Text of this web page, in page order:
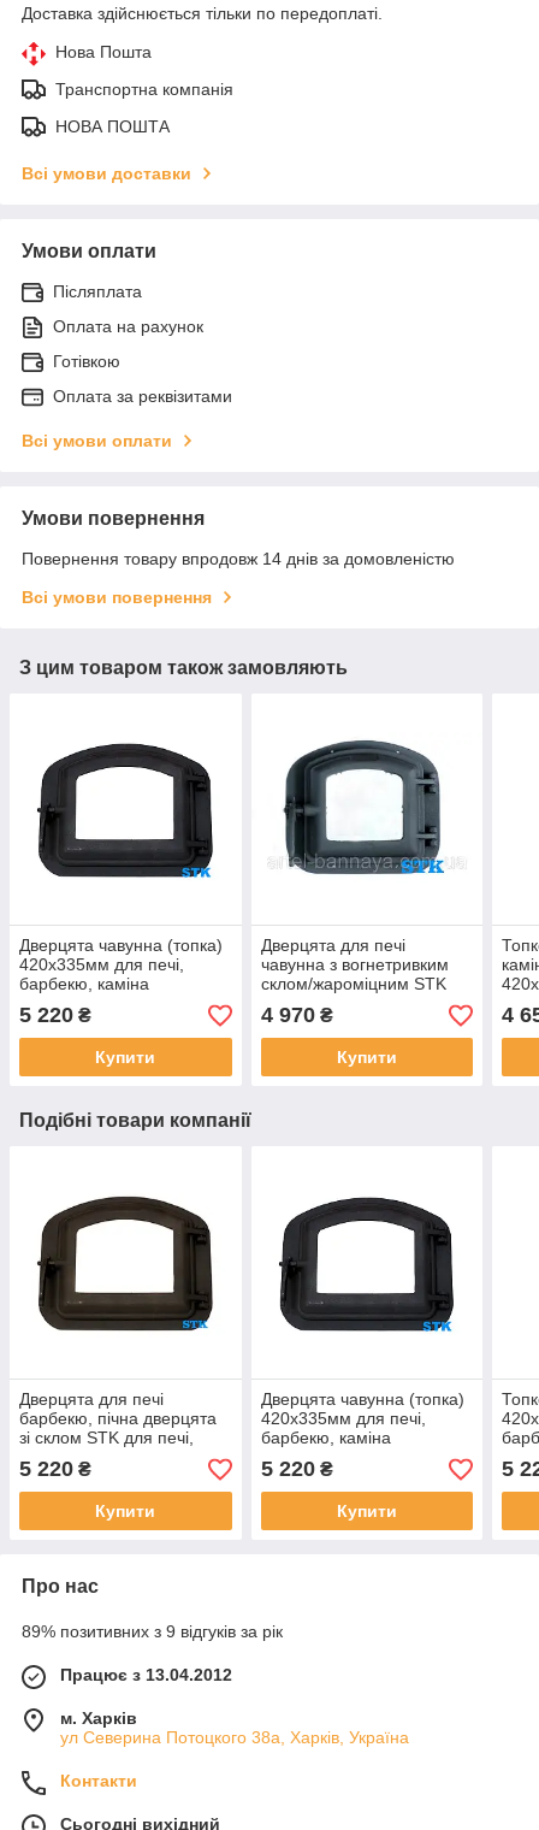
Доставка здійснюється тільки по передоплаті.
Нова Пошта
Транспортна компанія
НОВА ПОШТА
Всі умови доставки
Умови оплати
Післяплата
Оплата на рахунок
Готівкою
Оплата за реквізитами
Всі умови оплати
Умови повернення
Повернення товару впродовж 14 днів за домовленістю
Всі умови повернення
З цим товаром також замовляють
Дверцята чавунна (топка)
420х335мм для печі,
барбекю, каміна
5 220 ₴
Купити
Дверцята для печі
чавунна з вогнетривким
склом/жароміцним STK
340х300мм для печі,
барбекю, каміна
4 970₴
Купити
4
Подібні товари компанії
Дверцята для печі
барбекю, пічна дверцята
зі склом STK для печі,
5 220 ₴
Купити
Дверцята чавунна (топка)
420х335мм для печі,
барбекю, каміна
5 220₴
Купити
5
Про нас
89% позитивних з 9 відгуків за рік
Працює з 13.04.2012
м. Харків
ул Северина Потоцкого 38а, Харків, Україна
Контакти
Сьогодні вихідний